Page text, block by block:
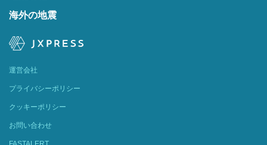
海外の地震
運営会社
プライバシーポリシー
クッキーポリシー
お問い合わせ